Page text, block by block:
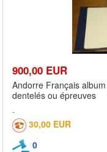
900,00 EUR
Andorre Français
dentelés ou épreuves
30,00 EUR
0